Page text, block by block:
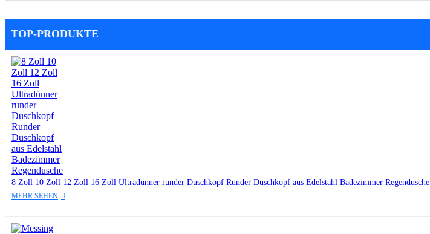
TOP-PRODUKTE
8 Zoll 10 Zoll 12 Zoll 16 Zoll Ultradünner runder Duschkopf Runder Duschkopf aus Edelstahl Badezimmer Regendusche
MEHR SEHEN